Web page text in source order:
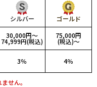
シルバー
ゴールド
30,000円～
74,999円(税込)
75,000円
(税込)～
3％ 4％
せん。